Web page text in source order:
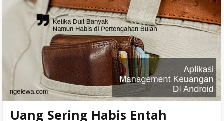
Penolakan
Kontak
Persyaratan Layanan
Kebijakan Privasi
k a
m
Uang Sering Habis Entah